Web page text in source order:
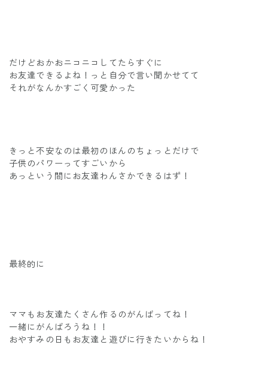
だけどおかおニコニコしてたらすぐに
お友達できるよね！っと自分で言い聞かせてて
それがなんかすごく可愛かった
きっと不安なのは最初のほんのちょっとだけで
子供のパワーってすごいから
あっという間にお友達わんさかできるはず！
最終的に
ママもお友達たくさん作るのがんばってね！
一緒にがんばろうね！！
おやすみの日もお友達と遊びに行きたいからね！